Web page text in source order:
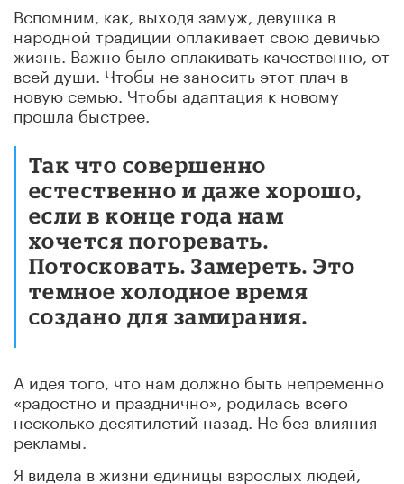
Вспомним, как, выходя замуж, девушка в
народной традиции оплакивает свою девичью
жизнь. Важно было оплакивать качественно, от
всей души. Чтобы не заносить этот плач в
новую семью. Чтобы адаптация к новому
прошла быстрее.
Так что совершенно
естественно и даже хорошо,
если в конце года нам
хочется погоревать.
Потосковать. Замереть. Это
темное холодное время
создано для замирания.
А идея того, что нам должно быть непременно
«радостно и празднично», родилась всего
несколько десятилетий назад. Не без влияния
рекламы.
Я видела в жизни единицы взрослых людей,